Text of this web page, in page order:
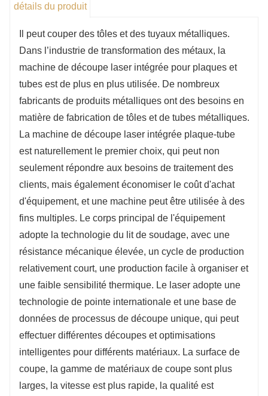
pliage, les opérateurs peuvent ajuster les schémas
d’agencement sans affecter l’ensemble du processus
de production du produit ; l'avantage supplémentaire
est que les utilisateurs peuvent manipuler la
fabrication de variantes courtes ou moyennes sans
créer de modèles étendus, ce qui vous permet de
répondre plus rapidement aux besoins des clients
sans créer de modèles.
détails du produit
Il peut couper des tôles et des tuyaux métalliques.
Dans l’industrie de transformation des métaux, la
machine de découpe laser intégrée pour plaques et
tubes est de plus en plus utilisée. De nombreux
fabricants de produits métalliques ont des besoins en
matière de fabrication de tôles et de tubes métalliques.
La machine de découpe laser intégrée plaque-tube
est naturellement le premier choix, qui peut non
seulement répondre aux besoins de traitement des
clients, mais également économiser le coût d'achat
d'équipement, et une machine peut être utilisée à des
fins multiples. Le corps principal de l'équipement
adopte la technologie du lit de soudage, avec une
résistance mécanique élevée, un cycle de production
relativement court, une production facile à organiser et
une faible sensibilité thermique. Le laser adopte une
technologie de pointe internationale et une base de
données de processus de découpe unique, qui peut
effectuer différentes découpes et optimisations
intelligentes pour différents matériaux. La surface de
coupe, la gamme de matériaux de coupe sont plus
larges, la vitesse est plus rapide, la qualité est